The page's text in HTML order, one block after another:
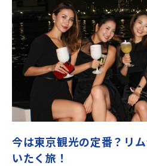
今は東京観光の定番？リ
いたく旅！